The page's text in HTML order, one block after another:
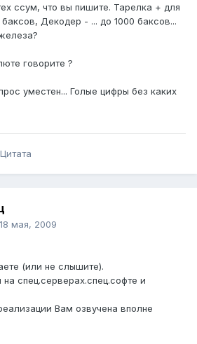
ссум, что вы пишите. Тарелка + для
Декодер - ... до 1000 баксов...
говорите ?
уместен... Голые цифры без каких
Цитата
18 мая, 2009
(или не слышите).
спец.серверах.спец.софте и
Вам озвучена вполне